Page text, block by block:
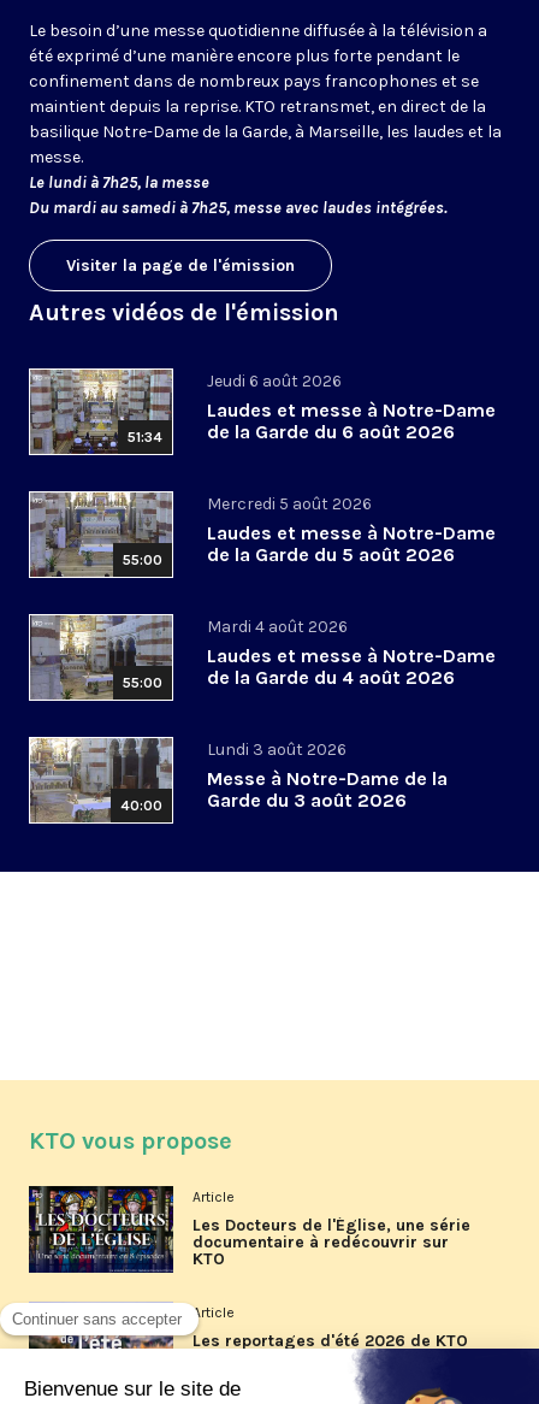
Le besoin d’une messe quotidienne diffusée à la télévision a
été exprimé d’une manière encore plus forte pendant le
confinement dans de nombreux pays francophones et se
maintient depuis la reprise. KTO retransmet, en direct de la
basilique Notre-Dame de la Garde, à Marseille, les laudes et la
messe.
Le lundi à 7h25, la messe
Du mardi au samedi à 7h25, messe avec laudes intégrées.
Visiter la page de l'émission
Autres vidéos de l'émission
51:34
Jeudi 6 août 2026
Laudes et messe à Notre-Dame
de la Garde du 6 août 2026
55:00
Mercredi 5 août 2026
Laudes et messe à Notre-Dame
de la Garde du 5 août 2026
55:00
Mardi 4 août 2026
Laudes et messe à Notre-Dame
de la Garde du 4 août 2026
40:00
Lundi 3 août 2026
Messe à Notre-Dame de la
Garde du 3 août 2026
KTO vous propose
Article
Les Docteurs de l'Église, une série
documentaire à redécouvrir sur
KTO
Article
Les reportages d'été 2026 de KTO